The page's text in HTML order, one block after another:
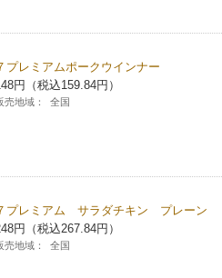
プレミアムポークウインナー
円（税込159.84円）
売地域： 全国
プレミアム サラダチキン プレーン
円（税込267.84円）
売地域： 全国